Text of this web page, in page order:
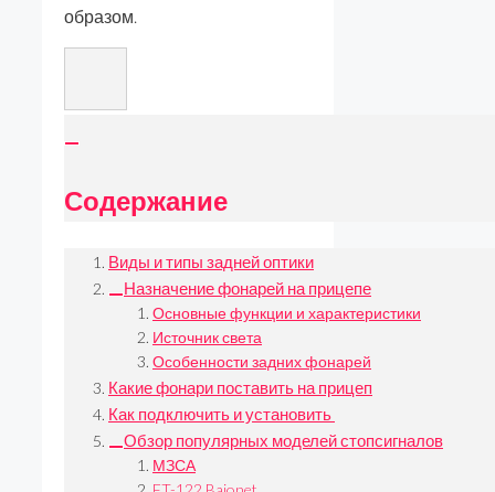
образом.
Содержание
Виды и типы задней оптики
Назначение фонарей на прицепе
Основные функции и характеристики
Источник света
Особенности задних фонарей
Какие фонари поставить на прицеп
Как подключить и установить
Обзор популярных моделей стопсигналов
МЗСА